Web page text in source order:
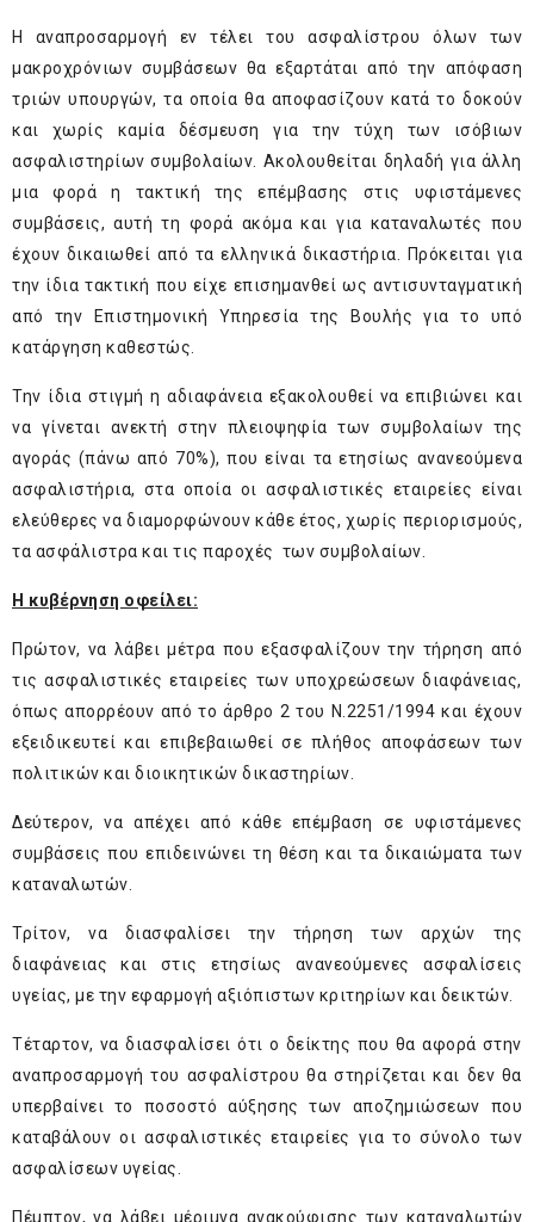
Η αναπροσαρμογή εν τέλει του ασφαλίστρου όλων των
μακροχρόνιων συμβάσεων θα εξαρτάται από την απόφαση
τριών υπουργών, τα οποία θα αποφασίζουν κατά το δοκούν
και χωρίς καμία δέσμευση για την τύχη των ισόβιων
ασφαλιστηρίων συμβολαίων. Ακολουθείται δηλαδή για άλλη
μια φορά η τακτική της επέμβασης στις υφιστάμενες
συμβάσεις, αυτή τη φορά ακόμα και για καταναλωτές που
έχουν δικαιωθεί από τα ελληνικά δικαστήρια. Πρόκειται για
την ίδια τακτική που είχε επισημανθεί ως αντισυνταγματική
από την Επιστημονική Υπηρεσία της Βουλής για το υπό
κατάργηση καθεστώς.
Την ίδια στιγμή η αδιαφάνεια εξακολουθεί να επιβιώνει και
να γίνεται ανεκτή στην πλειοψηφία των συμβολαίων της
αγοράς (πάνω από 70%), που είναι τα ετησίως ανανεούμενα
ασφαλιστήρια, στα οποία οι ασφαλιστικές εταιρείες είναι
ελεύθερες να διαμορφώνουν κάθε έτος, χωρίς περιορισμούς,
τα ασφάλιστρα και τις παροχές των συμβολαίων.
Η κυβέρνηση οφείλει:
Πρώτον, να λάβει μέτρα που εξασφαλίζουν την τήρηση από
τις ασφαλιστικές εταιρείες των υποχρεώσεων διαφάνειας,
όπως απορρέουν από το άρθρο 2 του Ν.2251/1994 και έχουν
εξειδικευτεί και επιβεβαιωθεί σε πλήθος αποφάσεων των
πολιτικών και διοικητικών δικαστηρίων.
Δεύτερον, να απέχει από κάθε επέμβαση σε υφιστάμενες
συμβάσεις που επιδεινώνει τη θέση και τα δικαιώματα των
καταναλωτών.
Τρίτον, να διασφαλίσει την τήρηση των αρχών της
διαφάνειας και στις ετησίως ανανεούμενες ασφαλίσεις
υγείας, με την εφαρμογή αξιόπιστων κριτηρίων και δεικτών.
Τέταρτον, να διασφαλίσει ότι ο δείκτης που θα αφορά στην
αναπροσαρμογή του ασφαλίστρου θα στηρίζεται και δεν θα
υπερβαίνει το ποσοστό αύξησης των αποζημιώσεων που
καταβάλουν οι ασφαλιστικές εταιρείες για το σύνολο των
ασφαλίσεων υγείας.
Πέμπτον, να λάβει μέριμνα ανακούφισης των καταναλωτών